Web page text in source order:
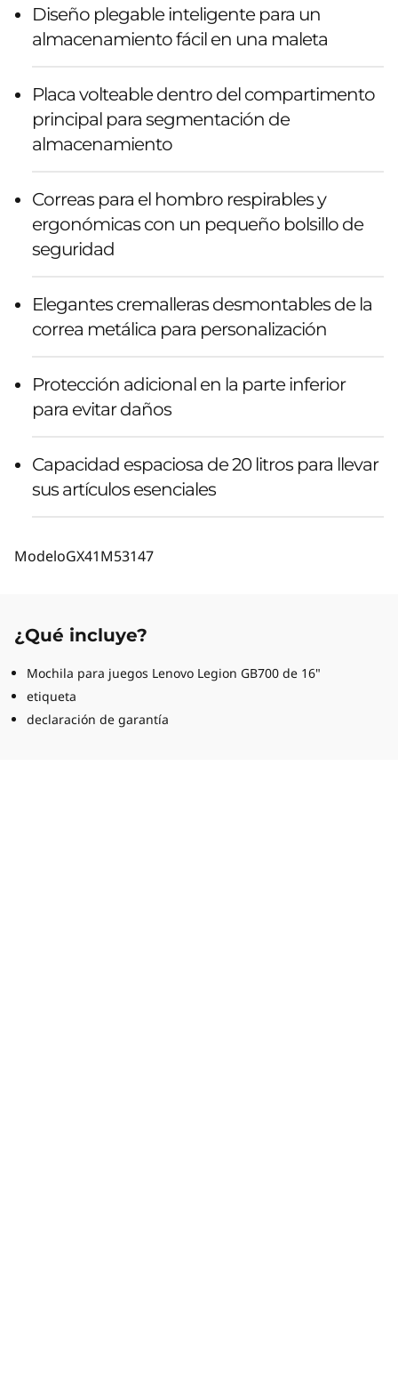
Diseño plegable inteligente para un
almacenamiento fácil en una maleta
Placa volteable dentro del compartimento
principal para segmentación de
almacenamiento
Correas para el hombro respirables y
ergonómicas con un pequeño bolsillo de
seguridad
Elegantes cremalleras desmontables de la
correa metálica para personalización
Protección adicional en la parte inferior
para evitar daños
Capacidad espaciosa de 20 litros para llevar
sus artículos esenciales
ModeloGX41M53147
¿Qué incluye?
Mochila para juegos Lenovo Legion GB700 de 16"
etiqueta
declaración de garantía